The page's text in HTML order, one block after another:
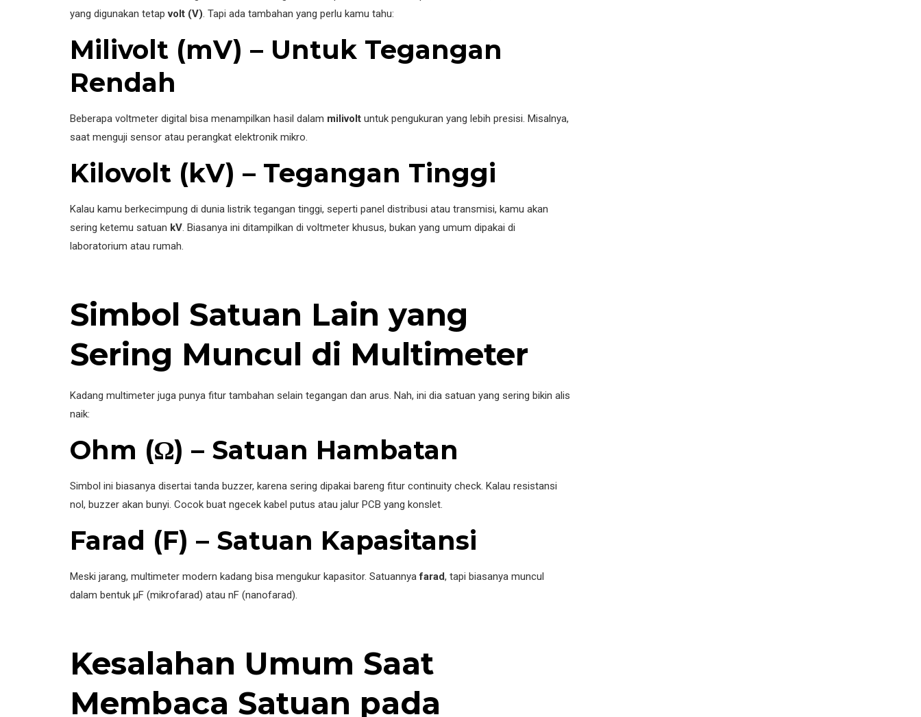
yang digunakan tetapvolt (V). Tapi ada tambahan yang perlu kamu tahu:
Milivolt (mV) – Untuk Tegangan
Rendah
Beberapa voltmeter digital bisa menampilkan hasil dalam milivolt untuk pengukuran yang lebih presisi. Misalnya,
saat menguji sensor atau perangkat elektronik mikro.
Kilovolt (kV) – Tegangan Tinggi
Kalau kamu berkecimpung di dunia listrik tegangan tinggi, seperti panel distribusi atau transmisi, kamu akan
sering ketemu satuan kV. Biasanya ini ditampilkan di voltmeter khusus, bukan yang umum dipakai di
laboratorium atau rumah.
Simbol Satuan Lain yang
Sering Muncul di Multimeter
Kadang multimeter juga punya fitur tambahan selain tegangan dan arus. Nah, ini dia satuan yang sering bikin alis
naik:
Ohm (Ω) – Satuan Hambatan
Simbol ini biasanya disertai tanda buzzer, karena sering dipakai bareng fitur continuity check. Kalau resistansi
nol, buzzer akan bunyi. Cocok buat ngecek kabel putus atau jalur PCB yang konslet.
Farad (F) – Satuan Kapasitansi
Meski jarang, multimeter modern kadang bisa mengukur kapasitor. Satuannyafarad, tapi biasanya muncul
dalam bentuk μF (mikrofarad) atau nF (nanofarad).
Kesalahan Umum Saat
Membaca Satuan pada